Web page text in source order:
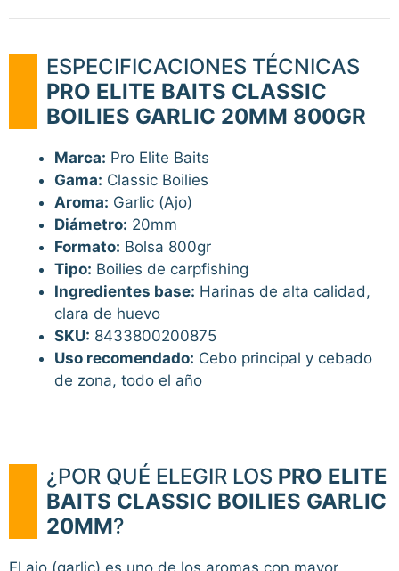
ESPECIFICACIONES TÉCNICAS
PRO ELITE BAITS CLASSIC
BOILIES GARLIC 20MM 800GR
Marca: Pro Elite Baits
Gama: Classic Boilies
Aroma: Garlic (Ajo)
Diámetro: 20mm
Formato: Bolsa 800gr
Tipo: Boilies de carpfishing
Ingredientes base: Harinas de alta calidad,
clara de huevo
SKU: 8433800200875
Uso recomendado: Cebo principal y cebado
de zona, todo el año
¿POR QUÉ ELEGIR LOS PRO ELITE
BAITS CLASSIC BOILIES GARLIC
20MM?
El ajo (garlic) es uno de los aromas con mayor